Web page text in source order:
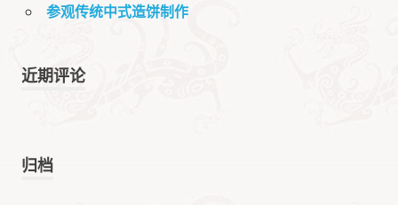
参观传统中式造饼制作
近期评论
归档